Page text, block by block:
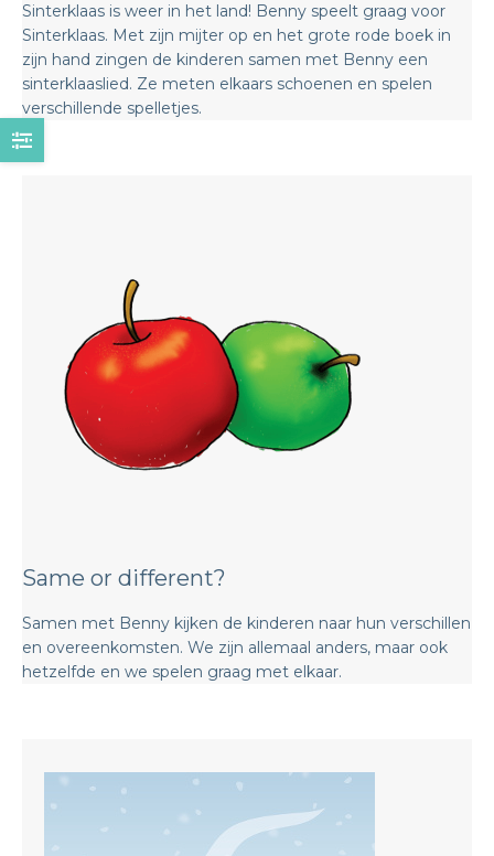
Sinterklaas is weer in het land! Benny speelt graag voor
Sinterklaas. Met zijn mijter op en het grote rode boek in
zijn hand zingen de kinderen samen met Benny een
sinterklaaslied. Ze meten elkaars schoenen en spelen
verschillende spelletjes.
Same or different?
Samen met Benny kijken de kinderen naar hun verschillen
en overeenkomsten. We zijn allemaal anders, maar ook
hetzelfde en we spelen graag met elkaar.